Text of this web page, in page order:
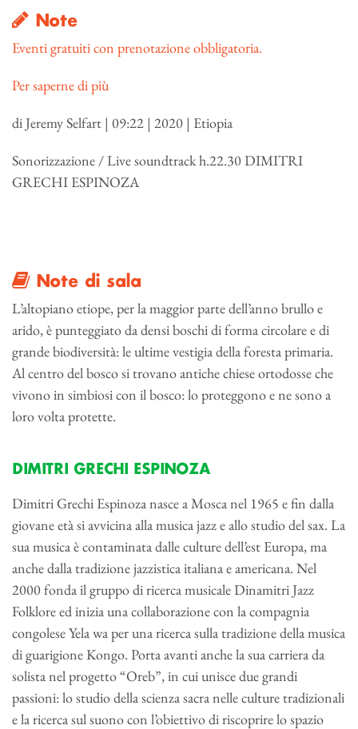
Note
Eventi gratuiti con prenotazione obbligatoria.
Per saperne di più
di Jeremy Selfart | 09:22 | 2020 | Etiopia
Sonorizzazione / Live soundtrack h.22.30 DIMITRI
GRECHI ESPINOZA
Note di sala
L’altopiano etiope, per la maggior parte dell’anno brullo e
arido, è punteggiato da densi boschi di forma circolare e di
grande biodiversità: le ultime vestigia della foresta primaria.
Al centro del bosco si trovano antiche chiese ortodosse che
vivono in simbiosi con il bosco: lo proteggono e ne sono a
loro volta protette.
DIMITRI GRECHI ESPINOZA
Dimitri Grechi Espinoza nasce a Mosca nel 1965 e fin dalla
giovane età si avvicina alla musica jazz e allo studio del sax. La
sua musica è contaminata dalle culture dell’est Europa, ma
anche dalla tradizione jazzistica italiana e americana. Nel
2000 fonda il gruppo di ricerca musicale Dinamitri Jazz
Folklore ed inizia una collaborazione con la compagnia
congolese Yela wa per una ricerca sulla tradizione della musica
di guarigione Kongo. Porta avanti anche la sua carriera da
solista nel progetto “Oreb”, in cui unisce due grandi
passioni: lo studio della scienza sacra nelle culture tradizionali
e la ricerca sul suono con l’obiettivo di riscoprire lo spazio